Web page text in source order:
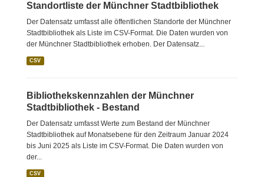
Standortliste der Münchner Stadtbibliothek
Der Datensatz umfasst alle öffentlichen Standorte der Münchner
Stadtbibliothek als Liste im CSV-Format. Die Daten wurden von
der Münchner Stadtbibliothek erhoben. Der Datensatz...
CSV
Bibliothekskennzahlen der Münchner
Stadtbibliothek - Bestand
Der Datensatz umfasst Werte zum Bestand der Münchner
Stadtbibliothek auf Monatsebene für den Zeitraum Januar 2024
bis Juni 2025 als Liste im CSV-Format. Die Daten wurden von
der...
CSV